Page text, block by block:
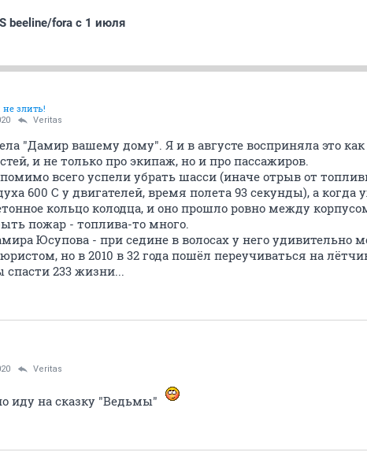
beeline/fora с 1 июля
не злить!
Veritas
"Дамир вашему дому". Я и в августе восприняла это
и не только про экипаж, но и про пассажиров.
всего успели убрать шасси (иначе отрыв от
600 С у двигателей, время полета 93 секунды), а
кольцо колодца, и оно прошло ровно между
пожар - топлива-то много.
Юсупова - при седине в волосах у него удивительно
но в 2010 в 32 года пошёл переучиваться на
спасти 233 жизни...
Veritas
иду на сказку "Ведьмы"